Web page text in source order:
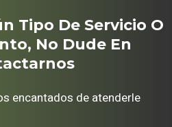
Tipo De Servicio O
No Dude En
encantados de atenderle